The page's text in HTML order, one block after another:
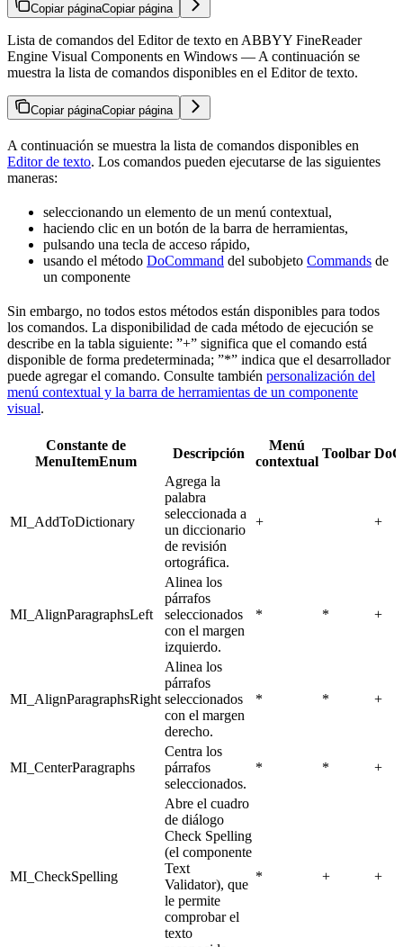
Copiar páginaCopiar página
Lista de comandos del Editor de texto en ABBYY FineReader
Engine Visual Components en Windows — A continuación se
muestra la lista de comandos disponibles en el Editor de texto.
Copiar páginaCopiar página
A continuación se muestra la lista de comandos disponibles en
Editor de texto. Los comandos pueden ejecutarse de las siguientes
maneras:
seleccionando un elemento de un menú contextual,
haciendo clic en un botón de la barra de herramientas,
pulsando una tecla de acceso rápido,
usando el método DoCommand del subobjeto Commands de
un componente
Sin embargo, no todos estos métodos están disponibles para todos
los comandos. La disponibilidad de cada método de ejecución se
describe en la tabla siguiente: ”+” significa que el comando está
disponible de forma predeterminada; ”*” indica que el desarrollador
puede agregar el comando. Consulte también personalización del
menú contextual y la barra de herramientas de un componente
visual.
Constante de
MenuItemEnum
Descripción
Menú
contextual
Toolbar
MI_AddToDictionary
Agrega la
palabra
seleccionada a
un diccionario
de revisión
ortográfica.
+ +
MI_AlignParagraphsLeft
Alinea los
párrafos
seleccionados
con el margen
izquierdo.
* * +
MI_AlignParagraphsRight
Alinea los
párrafos
seleccionados
con el margen
derecho.
* * +
MI_CenterParagraphs
Centra los
párrafos
seleccionados.
* * +
MI_CheckSpelling
Abre el cuadro
de diálogo
Check Spelling
(el componente
Text
Validator), que
le permite
comprobar el
texto
* + +